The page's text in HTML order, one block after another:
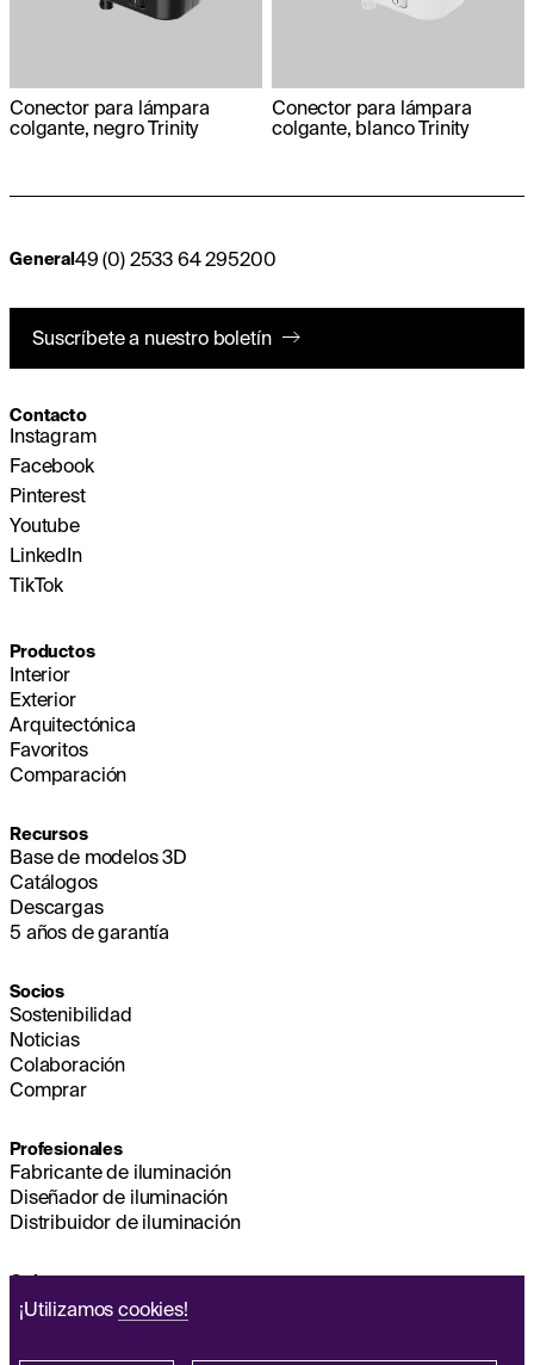
Conector para lámpara
colgante, negro Trinity
Conector para lámpara
colgante, blanco Trinity
¡Utilizamoscookies!
General 49 (0) 2533 64 295200
Suscríbete a nuestro boletín
Contacto
Instagram
Facebook
Pinterest
Youtube
LinkedIn
TikTok
Productos
Interior
Exterior
Arquitectónica
Favoritos
Comparación
Recursos
Base de modelos 3D
Catálogos
Descargas
5 años de garantía
Socios
Sostenibilidad
Noticias
Colaboración
Comprar
Profesionales
Fabricante de iluminación
Diseñador de iluminación
Distribuidor de iluminación
Quienes somos
Sostenibilidad